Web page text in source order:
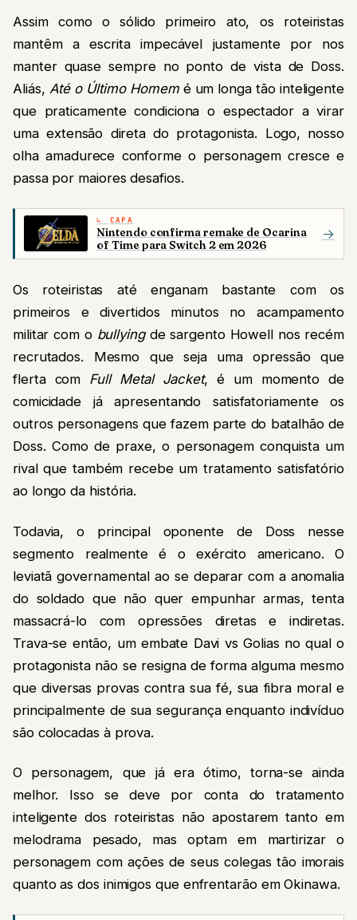
Assim como o sólido primeiro ato, os roteiristas
mantêm a escrita impecável justamente por nos
manter quase sempre no ponto de vista de Doss.
Aliás, Até o Último Homem é um longa tão inteligente
que praticamente condiciona o espectador a virar
uma extensão direta do protagonista. Logo, nosso
olha amadurece conforme o personagem cresce e
passa por maiores desafios.
CAPA
Nintendo confirma remake de Ocarina
of Time para Switch 2 em 2026
→
Os roteiristas até enganam bastante com os
primeiros e divertidos minutos no acampamento
militar com o bullying de sargento Howell nos recém
recrutados. Mesmo que seja uma opressão que
flerta com Full Metal Jacket, é um momento de
comicidade já apresentando satisfatoriamente os
outros personagens que fazem parte do batalhão de
Doss. Como de praxe, o personagem conquista um
rival que também recebe um tratamento satisfatório
ao longo da história.
Todavia, o principal oponente de Doss nesse
segmento realmente é o exército americano. O
leviatã governamental ao se deparar com a anomalia
do soldado que não quer empunhar armas, tenta
massacrá-lo com opressões diretas e indiretas.
Trava-se então, um embate Davi vs Golias no qual o
protagonista não se resigna de forma alguma mesmo
que diversas provas contra sua fé, sua fibra moral e
principalmente de sua segurança enquanto indivíduo
são colocadas à prova.
O personagem, que já era ótimo, torna-se ainda
melhor. Isso se deve por conta do tratamento
inteligente dos roteiristas não apostarem tanto em
melodrama pesado, mas optam em martirizar o
personagem com ações de seus colegas tão imorais
quanto as dos inimigos que enfrentarão em Okinawa.